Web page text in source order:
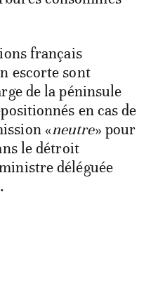
français
escorte sont
de la péninsule
en cas de
«neutre» pour
le détroit
déléguée